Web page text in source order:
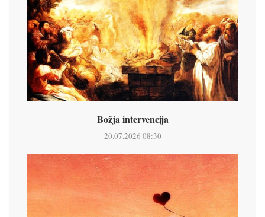
Božja intervencija
20.07.2026 08:30